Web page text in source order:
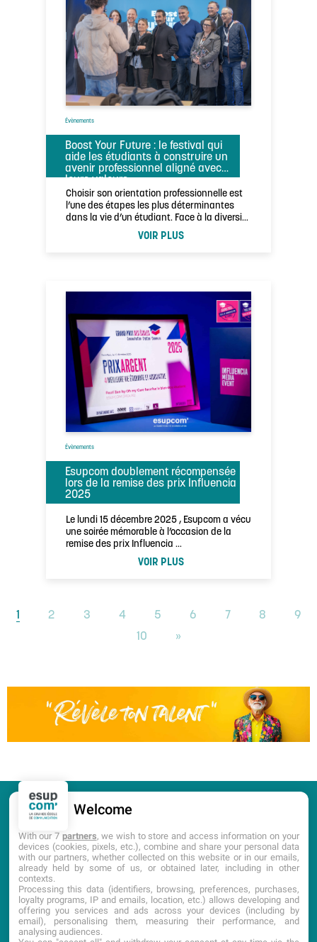
Évènements
Boost Your Future : le festival qui
aide les étudiants à construire un
avenir professionnel aligné avec
leurs valeurs
Choisir son orientation professionnelle est
l’une des étapes les plus déterminantes
dans la vie d’un étudiant. Face à la diversité
VOIR PLUS
Évènements
Esupcom doublement récompensée
lors de la remise des prix Influencia
2025
Le lundi 15 décembre 2025 , Esupcom a vécu
une soirée mémorable à l’occasion de la
remise des prix Influencia …
VOIR PLUS
1 2 3 4 5 6 7 8
9
10
»
CANDIDATURE PORTES OUVERTES
DOCUMENTATION
Welcome
With our 7 partners, we wish to store and access information on your
devices (cookies, pixels, etc.), combine and share your personal data
with our partners, whether collected on this website or in our emails,
already held by some of us, or obtained later, including in other
contexts.
Processing this data (identifiers, browsing, preferences, purchases,
loyalty programs, IP and emails, location, etc.) allows developing and
offering you services and ads across your devices (including by
email), personalising them, measuring their performance, and
analysing audiences.